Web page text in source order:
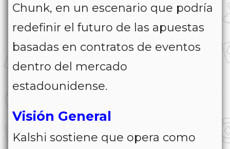
Chunk, en un escenario que podría
redefinir el futuro de las apuestas
basadas en contratos de eventos
dentro del mercado
estadounidense.
Visión General
Kalshi sostiene que opera como